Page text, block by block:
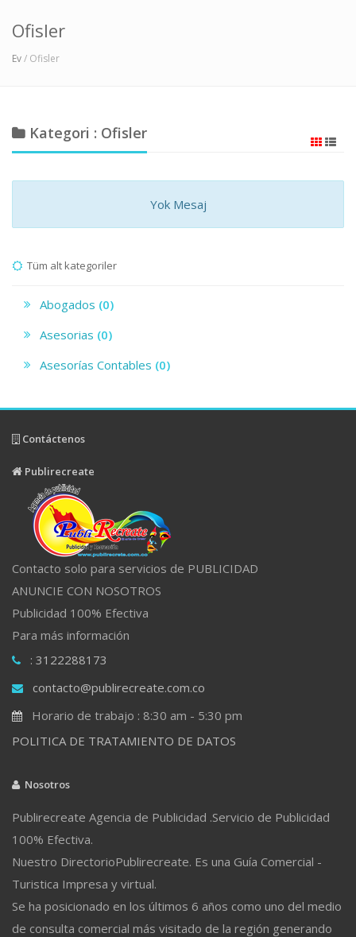
Ofisler
Ev/ Ofisler
Kategori : Ofisler
Yok Mesaj
Tüm alt kategoriler
Abogados
(0)
Asesorias
(0)
Asesorías Contables
(0)
Contáctenos
Publirecreate
Contacto solo para servicios de PUBLICIDAD
ANUNCIE CON NOSOTROS
Publicidad 100% Efectiva
Para más información
: 3122288173
contacto@publirecreate.com.co
Horario de trabajo : 8:30 am - 5:30 pm
POLITICA DE TRATAMIENTO DE DATOS
Nosotros
Publirecreate Agencia de Publicidad .Servicio de Publicidad
100% Efectiva.
Nuestro DirectorioPublirecreate. Es una Guía Comercial -
Turistica Impresa y virtual.
Se ha posicionado en los últimos 6 años como uno del medio
de consulta comercial más visitado de la región generando